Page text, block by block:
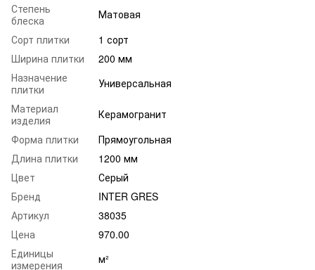
Степень
блеска
Матовая
Сорт плитки
1 сорт
Ширина плитки
200 мм
Назначение
плитки
Универсальная
Материал
изделия
Керамогранит
Форма плитки
Прямоугольная
Длина плитки
1200 мм
Цвет
Серый
Бренд
INTER GRES
Артикул
38035
Цена
970.00
Единицы
измерения
м²